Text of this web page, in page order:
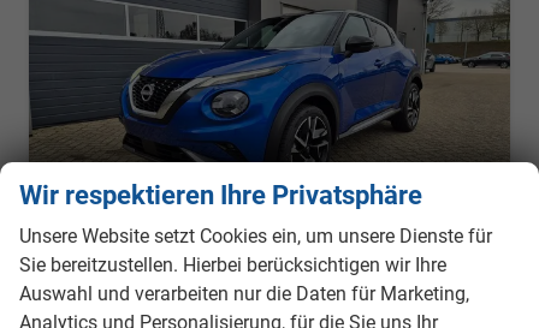
Nissan Juke
Wir respektieren Ihre Privatsphäre
Unsere Website setzt Cookies ein, um unsere Dienste für
Sie bereitzustellen. Hierbei berücksichtigen wir Ihre
Auswahl und verarbeiten nur die Daten für Marketing,
Analytics und Personalisierung, für die Sie uns Ihr